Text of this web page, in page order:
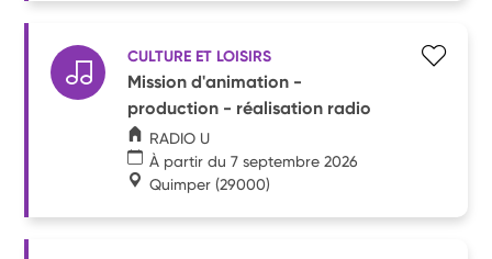
CULTURE ET LOISIRS
Mission d'animation -
production - réalisation radio
RADIO U
À partir du 7 septembre 2026
Quimper (29000)